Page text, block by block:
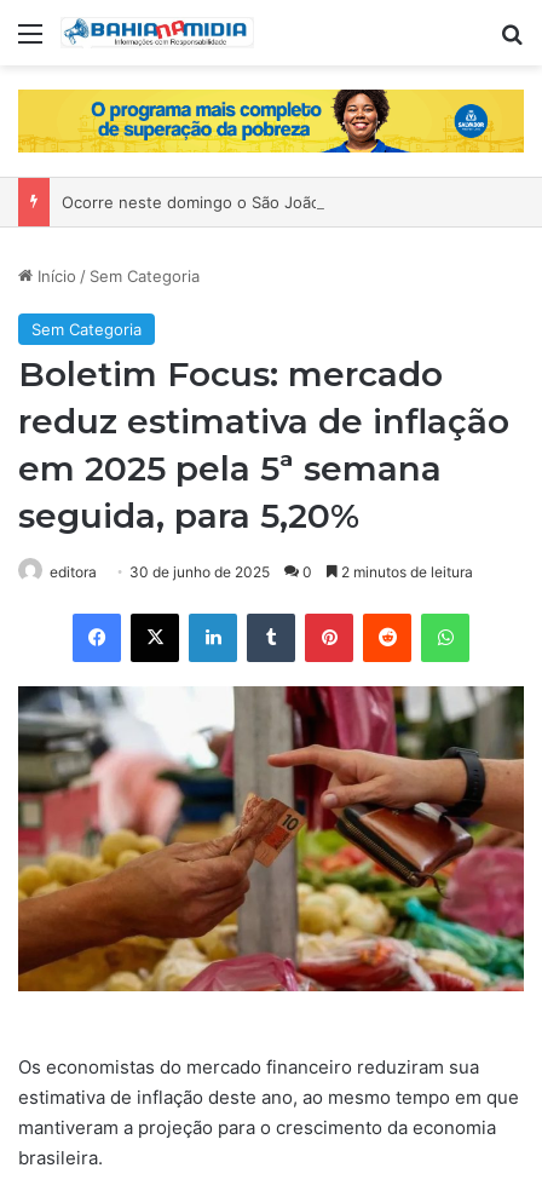
Menu
Início / Sem Categoria
Sem Categoria
Boletim Focus: mercado
reduz estimativa de inflação
em 2025 pela 5ª semana
seguida, para 5,20%
editora 30 de junho de 2025 0 2 minutos de leitura
Os economistas do mercado financeiro reduziram sua
estimativa de inflação deste ano, ao mesmo tempo em que
mantiveram a projeção para o crescimento da economia
brasileira.